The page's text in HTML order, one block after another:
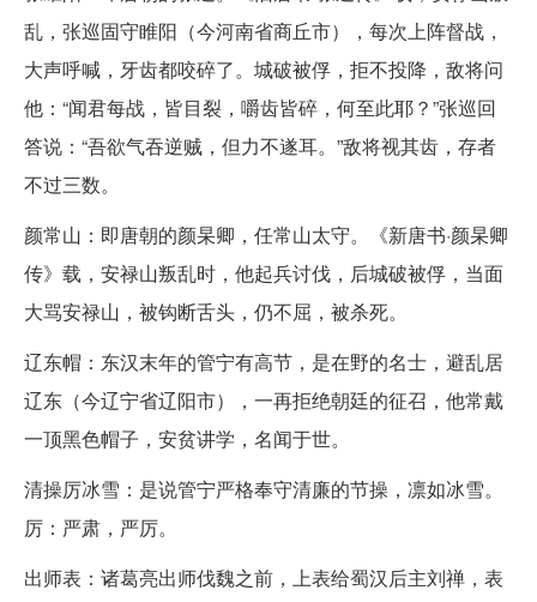
乱，张巡固守睢阳（今河南省商丘市），每次上阵督战，
大声呼喊，牙齿都咬碎了。城破被俘，拒不投降，敌将问
他：“闻君每战，皆目裂，嚼齿皆碎，何至此耶？”张巡回
答说：“吾欲气吞逆贼，但力不遂耳。”敌将视其齿，存者
不过三数。
颜常山：即唐朝的颜杲卿，任常山太守。《新唐书·颜杲卿
传》载，安禄山叛乱时，他起兵讨伐，后城破被俘，当面
大骂安禄山，被钩断舌头，仍不屈，被杀死。
辽东帽：东汉末年的管宁有高节，是在野的名士，避乱居
辽东（今辽宁省辽阳市），一再拒绝朝廷的征召，他常戴
一顶黑色帽子，安贫讲学，名闻于世。
清操厉冰雪：是说管宁严格奉守清廉的节操，凛如冰雪。
厉：严肃，严厉。
出师表：诸葛亮出师伐魏之前，上表给蜀汉后主刘禅，表